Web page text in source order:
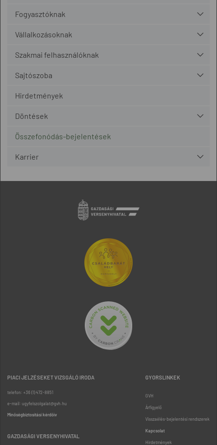
Fogyasztóknak
Vállalkozásoknak
Szakmai felhasználóknak
Sajtószoba
Hirdetmények
Döntések
Összefonódás-bejelentések
Karrier
PIACI JELZÉSEKET VIZSGÁLÓ IRODA
telefon: +36 (1) 472-8851
e-mail: ugyfelszolgalat@gvh.hu
Minőségbiztosítási kérdőív
GAZDASÁGI VERSENYHIVATAL
GYORSLINKEK
GVH
Árfigyelő
Visszaélés-bejelentési rendszerek
Kapcsolat
Hirdetmények